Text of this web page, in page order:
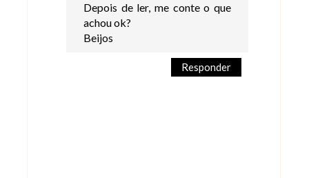
Depois de ler, me conte o que
achou ok?
Beijos
Responder